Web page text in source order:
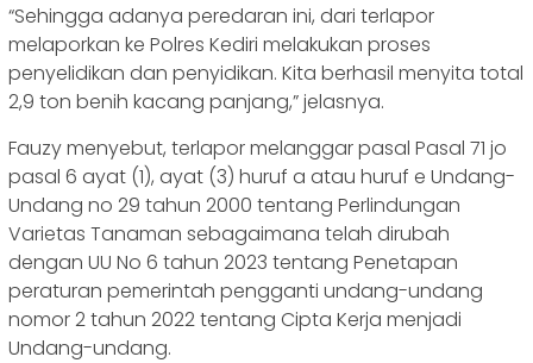
“Sehingga adanya peredaran ini, dari terlapor
melaporkan ke Polres Kediri melakukan proses
penyelidikan dan penyidikan. Kita berhasil menyita total
2,9 ton benih kacang panjang,” jelasnya.
Fauzy menyebut, terlapor melanggar pasal Pasal 71 jo
pasal 6 ayat (1), ayat (3) huruf a atau huruf e Undang-
Undang no 29 tahun 2000 tentang Perlindungan
Varietas Tanaman sebagaimana telah dirubah
dengan UU No 6 tahun 2023 tentang Penetapan
peraturan pemerintah pengganti undang-undang
nomor 2 tahun 2022 tentang Cipta Kerja menjadi
Undang-undang.